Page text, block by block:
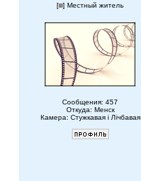
[ ] Местный житель
Сообщения: 457
Откуда: Менск
Камера: Стужкавая i Лічбавая